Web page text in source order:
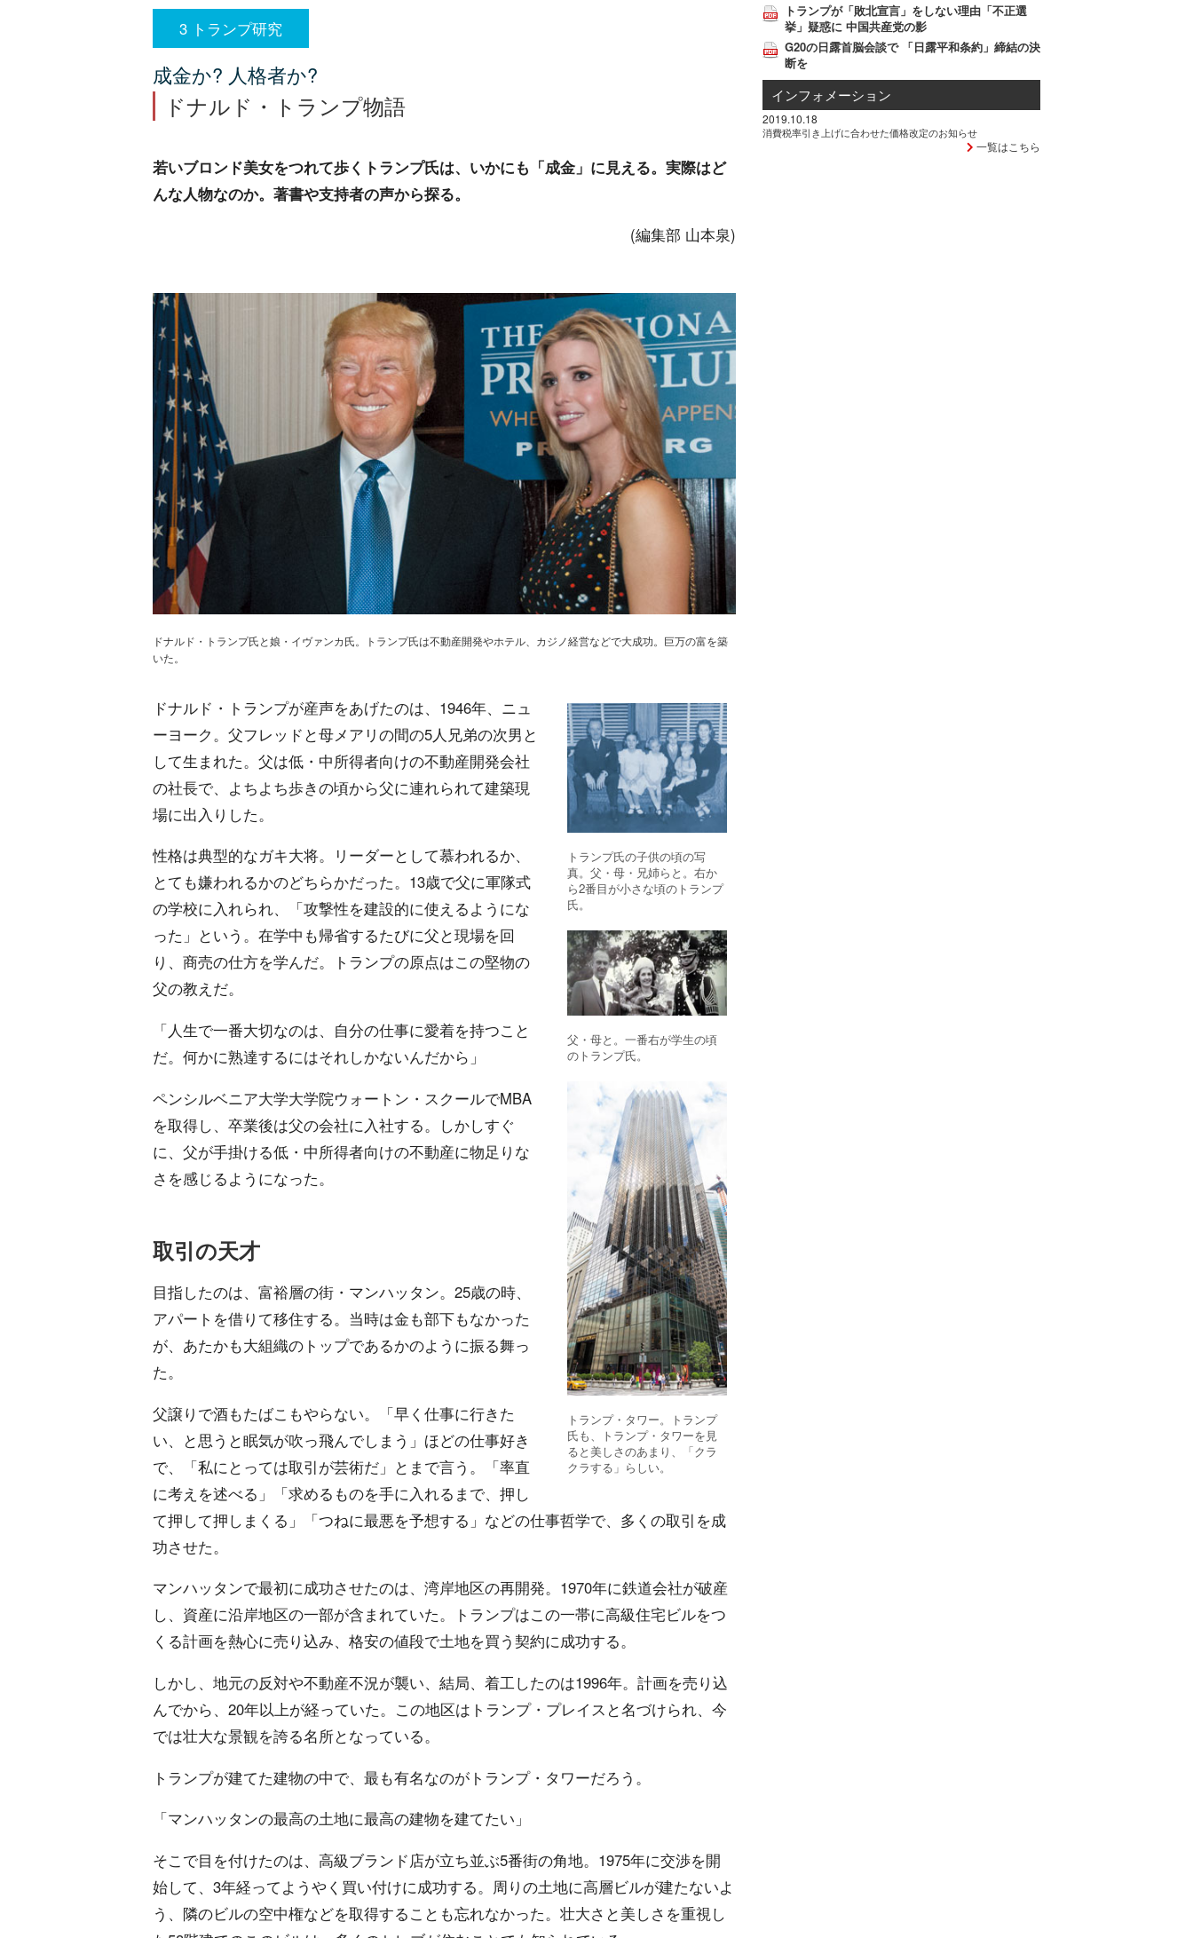
3 トランプ研究
成金か? 人格者か?
ドナルド・トランプ物語
若いブロンド美女をつれて歩くトランプ氏は、いかにも「成金」に見える。実際はど
んな人物なのか。著書や支持者の声から探る。
(編集部 山本泉)
ドナルド・トランプ氏と娘・イヴァンカ氏。トランプ氏は不動産開発やホテル、カジノ経営などで大成功。巨万の富を築
いた。
トランプ氏の子供の頃の写
真。父・母・兄姉らと。右か
ら2番目が小さな頃のトランプ
氏。
父・母と。一番右が学生の頃
のトランプ氏。
トランプ・タワー。トランプ
氏も、トランプ・タワーを見
ると美しさのあまり、「クラ
クラする」らしい。
ドナルド・トランプが産声をあげたのは、1946年、ニュ
ーヨーク。父フレッドと母メアリの間の5人兄弟の次男と
して生まれた。父は低・中所得者向けの不動産開発会社
の社長で、よちよち歩きの頃から父に連れられて建築現
場に出入りした。
性格は典型的なガキ大将。リーダーとして慕われるか、
とても嫌われるかのどちらかだった。13歳で父に軍隊式
の学校に入れられ、「攻撃性を建設的に使えるようにな
った」という。在学中も帰省するたびに父と現場を回
り、商売の仕方を学んだ。トランプの原点はこの堅物の
父の教えだ。
「人生で一番大切なのは、自分の仕事に愛着を持つこと
だ。何かに熟達するにはそれしかないんだから」
ペンシルベニア大学大学院ウォートン・スクールでMBA
を取得し、卒業後は父の会社に入社する。しかしすぐ
に、父が手掛ける低・中所得者向けの不動産に物足りな
さを感じるようになった。
取引の天才
目指したのは、富裕層の街・マンハッタン。25歳の時、
アパートを借りて移住する。当時は金も部下もなかった
が、あたかも大組織のトップであるかのように振る舞っ
た。
父譲りで酒もたばこもやらない。「早く仕事に行きた
い、と思うと眠気が吹っ飛んでしまう」ほどの仕事好き
で、「私にとっては取引が芸術だ」とまで言う。「率直
に考えを述べる」「求めるものを手に入れるまで、押し
て押して押しまくる」「つねに最悪を予想する」などの仕事哲学で、多くの取引を成
功させた。
マンハッタンで最初に成功させたのは、湾岸地区の再開発。1970年に鉄道会社が破産
し、資産に沿岸地区の一部が含まれていた。トランプはこの一帯に高級住宅ビルをつ
くる計画を熱心に売り込み、格安の値段で土地を買う契約に成功する。
しかし、地元の反対や不動産不況が襲い、結局、着工したのは1996年。計画を売り込
んでから、20年以上が経っていた。この地区はトランプ・プレイスと名づけられ、今
では壮大な景観を誇る名所となっている。
トランプが建てた建物の中で、最も有名なのがトランプ・タワーだろう。
「マンハッタンの最高の土地に最高の建物を建てたい」
そこで目を付けたのは、高級ブランド店が立ち並ぶ5番街の角地。1975年に交渉を開
始して、3年経ってようやく買い付けに成功する。周りの土地に高層ビルが建たないよ
う、隣のビルの空中権などを取得することも忘れなかった。壮大さと美しさを重視し
トランプが「敗北宣言」をしない理由「不正選
挙」疑惑に 中国共産党の影
G20の日露首脳会談で 「日露平和条約」締結の決
断を
インフォメーション
2019.10.18
消費税率引き上げに合わせた価格改定のお知らせ
一覧はこちら